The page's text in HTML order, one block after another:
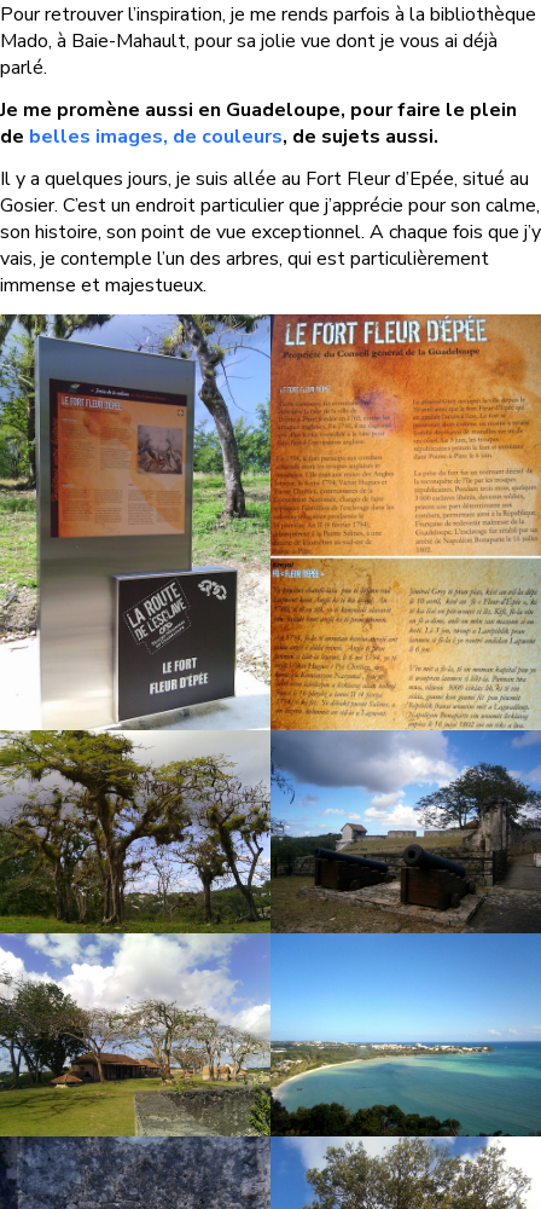
Pour retrouver l’inspiration, je me rends parfois à la bibliothèque
Mado, à Baie-Mahault, pour sa jolie vue dont je vous ai déjà
parlé.
Je me promène aussi en Guadeloupe, pour faire le plein
de belles images, de couleurs, de sujets aussi.
Il y a quelques jours, je suis allée au Fort Fleur d’Epée, situé au
Gosier. C’est un endroit particulier que j’apprécie pour son calme,
son histoire, son point de vue exceptionnel. A chaque fois que j’y
vais, je contemple l’un des arbres, qui est particulièrement
immense et majestueux.